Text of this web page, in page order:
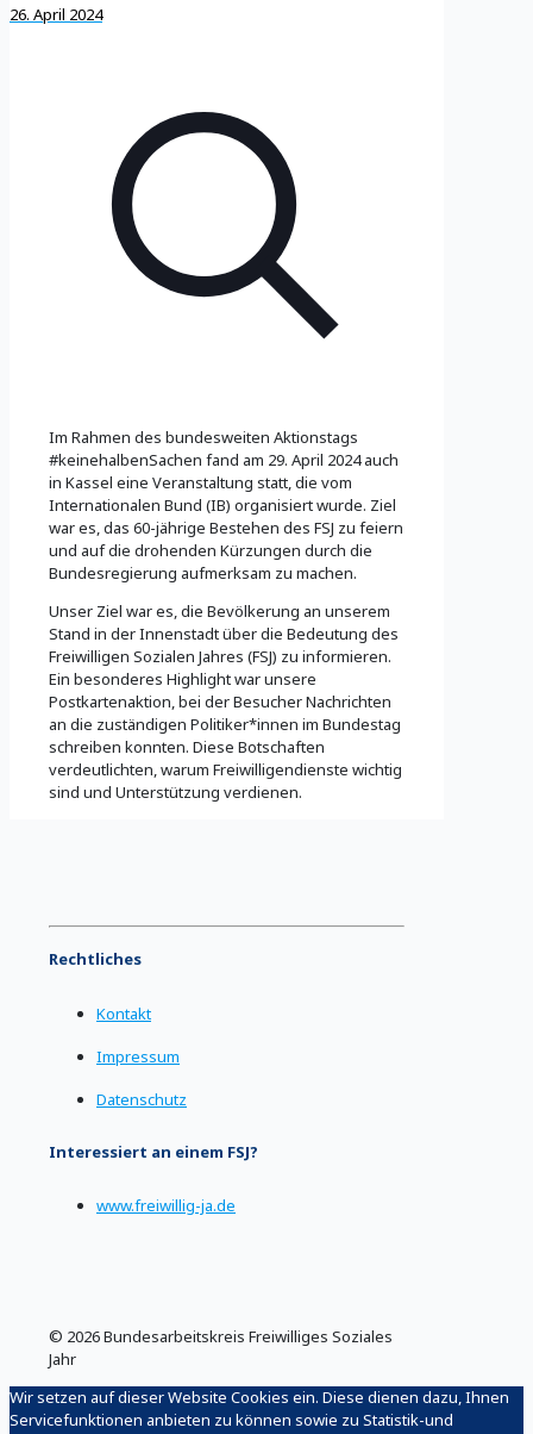
26. April 2024
Im Rahmen des bundesweiten Aktionstags
#keinehalbenSachen fand am 29. April 2024 auch
in Kassel eine Veranstaltung statt, die vom
Internationalen Bund (IB) organisiert wurde. Ziel
war es, das 60-jährige Bestehen des FSJ zu feiern
und auf die drohenden Kürzungen durch die
Bundesregierung aufmerksam zu machen.
Unser Ziel war es, die Bevölkerung an unserem
Stand in der Innenstadt über die Bedeutung des
Freiwilligen Sozialen Jahres (FSJ) zu informieren.
Ein besonderes Highlight war unsere
Postkartenaktion, bei der Besucher Nachrichten
an die zuständigen Politiker*innen im Bundestag
schreiben konnten. Diese Botschaften
verdeutlichten, warum Freiwilligendienste wichtig
sind und Unterstützung verdienen.
Rechtliches
Kontakt
Impressum
Datenschutz
Interessiert an einem FSJ?
www.freiwillig-ja.de
© 2026 Bundesarbeitskreis Freiwilliges Soziales
Jahr
Wir setzen auf dieser Website Cookies ein. Diese dienen dazu, Ihnen
Servicefunktionen anbieten zu können sowie zu Statistik-und